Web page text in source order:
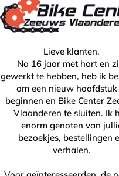
Lieve klanten,
Na 16 jaar met hart en
gewerkt te hebben, heb ik
om een nieuw hoofdstuk
beginnen en Bike Center
Vlaanderen te sluiten. Ik
enorm genoten van
bezoekjes, bestellingen
verhalen.